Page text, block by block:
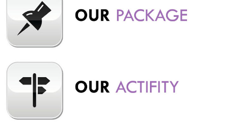
memiliki jembatan gantung panjang dan berbagai spot
instagramable yang menarik. Suasananya yang asri juga asyik
untuk berbagai aktivitas luar ruangan seperti camping maupun
games seru. Dengan daya tariknya tersebut, tidak sedikit
rombongan dari tempat rental hiace Premio Bandung terdekat
menjadikan tempat ini sebagai destinasi. Wisata Grafika Cikole
Terminal Wisata Grafika Cikole merupakan salah satu titik
pertemuan paling ideal bagi karyawan di Bandung. Destinasi
wisata yang terkenal dengan keindahan alamnya yang me...